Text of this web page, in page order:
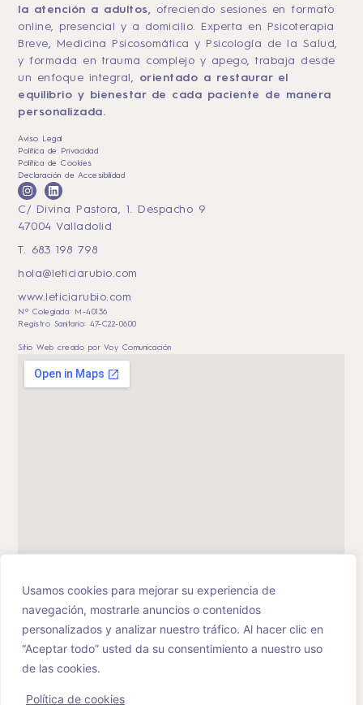
Usamos cookies para mejorar su experiencia de
navegación, mostrarle anuncios o contenidos
personalizados y analizar nuestro tráfico. Al hacer clic en
“Aceptar todo” usted da su consentimiento a nuestro uso
de las cookies.
Política de cookies
la atención a adultos, ofreciendo sesiones en formato
online, presencial y a domicilio. Experta en Psicoterapia
Breve, Medicina Psicosomática y Psicología de la Salud,
y formada en trauma complejo y apego, trabaja desde
un enfoque integral, orientado a restaurar el
equilibrio y bienestar de cada paciente de manera
personalizada.
Aviso Legal
Política de Privacidad
Política de Cookies
Declaración de Accesibilidad
C/ Divina Pastora, 1. Despacho 9
47004 Valladolid
T. 683 198 798
hola@leticiarubio.com
www.leticiarubio.com
Nº Colegiada: M-40136
Registro Sanitario: 47-C22-0600
Sitio Web creado por Voy Comunicación